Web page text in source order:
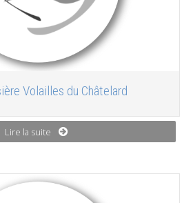
Volailles du Châtelard
Lire la suite